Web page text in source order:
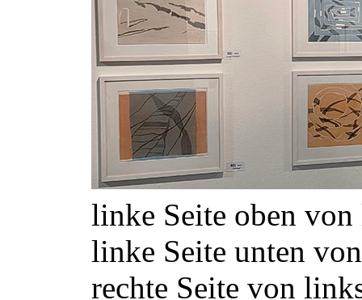
linke Seite oben
linke Seite unten
rechte Seite von